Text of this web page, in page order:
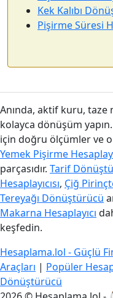
Kek Kalıbı
Pişirme Süresi
Anında, aktif kuru, taze
kolayca dönüşüm
için doğru ölçümler ve
Yemek Pişirme
parçasıdır. Tarif
Hesaplayıcısı, Çiğ
Tereyağı Dönüştürücü
Makarna Hesaplayıcı
keşfedin.
Hesaplama.lol - Güçlü
Araçları | Popüler
Dönüştürücü